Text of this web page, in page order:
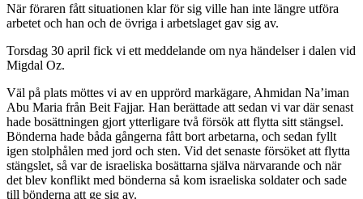
När föraren fått situationen klar för sig ville han inte längre utföra
arbetet och han och de övriga i arbetslaget gav sig av.
Torsdag 30 april fick vi ett meddelande om nya händelser i dalen vid
Migdal Oz.
Väl på plats möttes vi av en upprörd markägare, Ahmidan Na’iman
Abu Maria från Beit Fajjar. Han berättade att sedan vi var där senast
hade bosättningen gjort ytterligare två försök att flytta sitt stängsel.
Bönderna hade båda gångerna fått bort arbetarna, och sedan fyllt
igen stolphålen med jord och sten. Vid det senaste försöket att flytta
stängslet, så var de israeliska bosättarna själva närvarande och när
det blev konflikt med bönderna så kom israeliska soldater och sade
till bönderna att ge sig av.